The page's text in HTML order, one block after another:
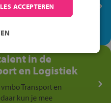
het vmbo jouw talent
waar elke dag
in de
en Logistiek
Transport en
kun je mee
ACCEPTEREN